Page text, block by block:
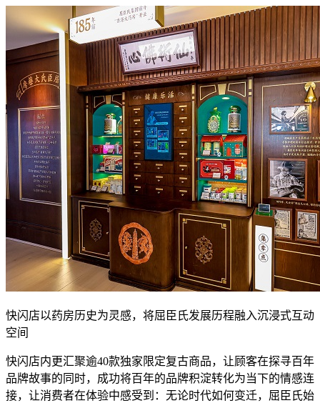
快闪店以药房历史为灵感，将屈臣氏发展历程融入沉浸式互动
空间
快闪店内更汇聚逾40款独家限定复古商品，让顾客在探寻百年
品牌故事的同时，成功将百年的品牌积淀转化为当下的情感连
接，让消费者在体验中感受到：无论时代如何变迁，屈臣氏始